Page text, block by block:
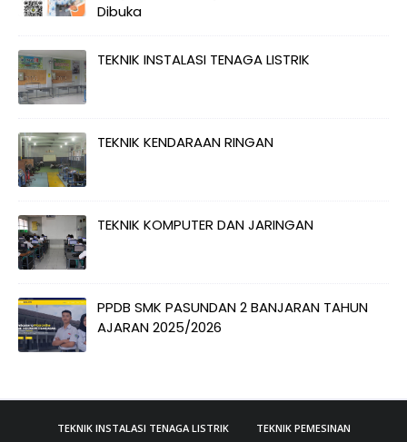
Dibuka
TEKNIK INSTALASI TENAGA LISTRIK
TEKNIK KENDARAAN RINGAN
TEKNIK KOMPUTER DAN JARINGAN
PPDB SMK PASUNDAN 2 BANJARAN TAHUN
AJARAN 2025/2026
TEKNIK INSTALASI TENAGA LISTRIK TEKNIK PEMESINAN